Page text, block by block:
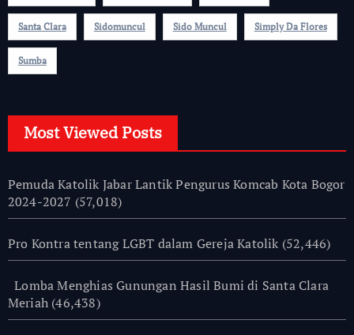
Santa Clara Sidomuncul Sido Muncul Simply Da Flores
Sumba
Most Viewed Posts
Pemuda Katolik Jabar Lantik Pengurus Komcab Kota Bogor
2024-2027 (57,018)
Pro Kontra tentang LGBT dalam Gereja Katolik (52,446)
Lomba Menghias Gunungan Hasil Bumi di Santa Clara
Meriah (46,438)